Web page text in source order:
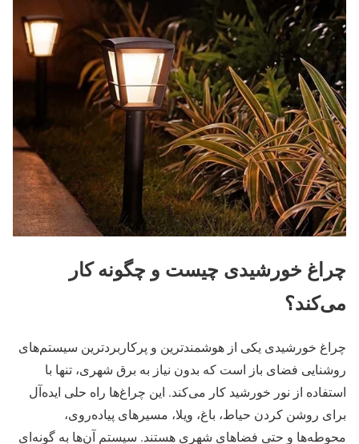
چراغ خورشیدی چیست و چگونه کار
می‌کند؟
چراغ خورشیدی یکی از هوشمندترین و پرکاربردترین سیستم‌های
روشنایی فضای باز است که بدون نیاز به برق شهری، تنها با
استفاده از نور خورشید کار می‌کند. این چراغ‌ها راه‌ حلی ایده‌آل
برای روشن کردن حیاط، باغ، ویلا، مسیرهای پیاده‌روی،
محوطه‌ها و حتی فضاهای شهری هستند. سیستم آن‌ها به‌ گونه‌ای